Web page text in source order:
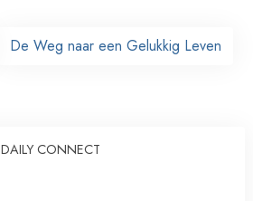
De Weg naar een Gelukkig Leven
DAILY CONNECT